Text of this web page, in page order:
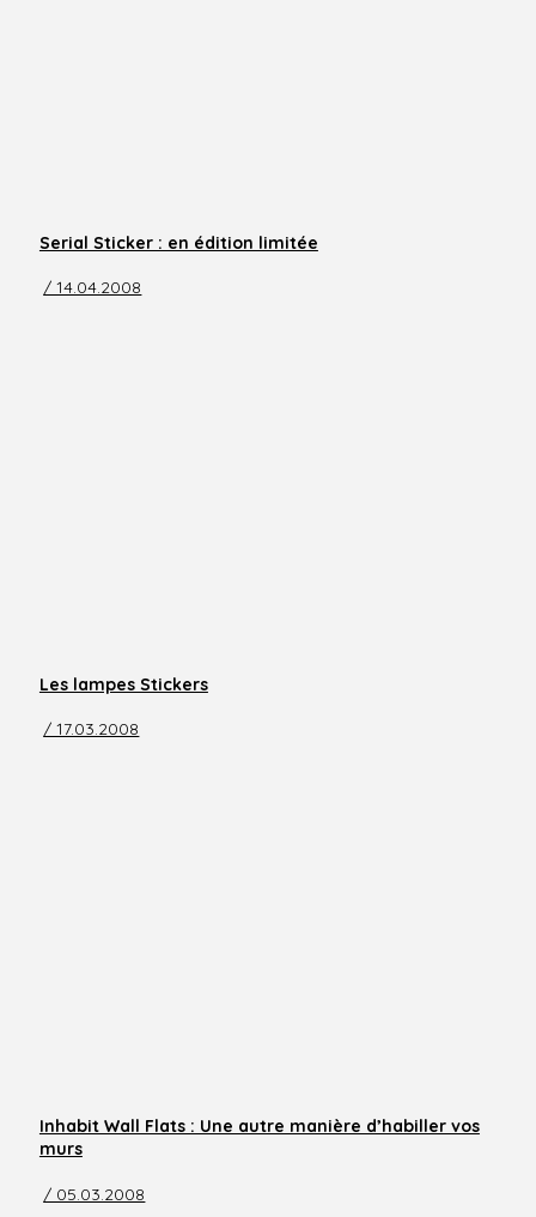
Serial Sticker : en édition limitée
/ 14.04.2008
Les lampes Stickers
/ 17.03.2008
Inhabit Wall Flats : Une autre manière d’habiller vos
murs
/ 05.03.2008